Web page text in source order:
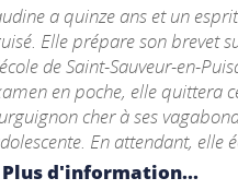
a quinze ans et un
Elle prépare son brevet
de Saint-Sauveur-en-
en poche, elle quittera
cher à ses
En attendant, elle
Plus d'information...